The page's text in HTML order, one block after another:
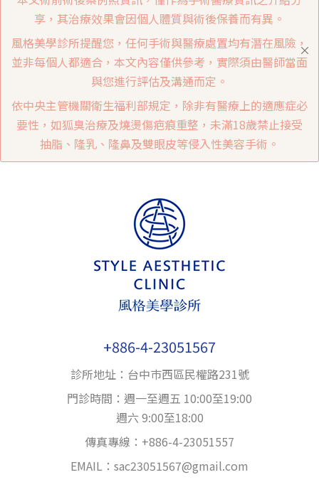
享，其治療效果會因個人體質與術後保養而有異。
風格美學診所提醒您，任何手術與醫療處置均有潛在風險，
並非每個人都適合，本文內容僅供參考，實際須由醫師當面
與您進行評估及溝通而定。
依中央主管機關衛生福利部規定，除非有醫療上的適應症必
要性，如狐臭治療及燒燙傷疤痕重整，未滿18歲禁止接受
抽脂、隆乳、隆鼻及雙眼皮等侵入性美容手術。
+886-4-23051567
診所地址：台中巿西區民權路231號
門診時間：週一至週五 10:00至19:00
週六 9:00至18:00
傳真專線：+886-4-23051557
EMAIL： sac23051567@gmail.com